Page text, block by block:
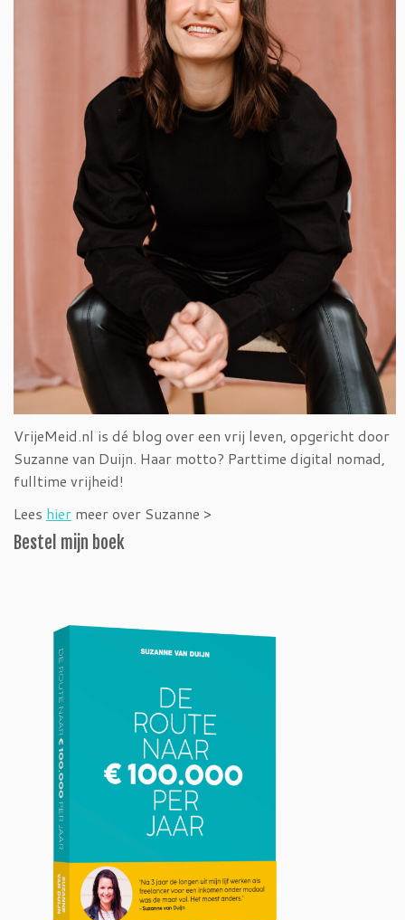
VrijeMeid.nl is dé blog over een vrij leven, opgericht door
Suzanne van Duijn. Haar motto? Parttime digital nomad,
fulltime vrijheid!
Lees hier meer over Suzanne >
Bestel mijn boek